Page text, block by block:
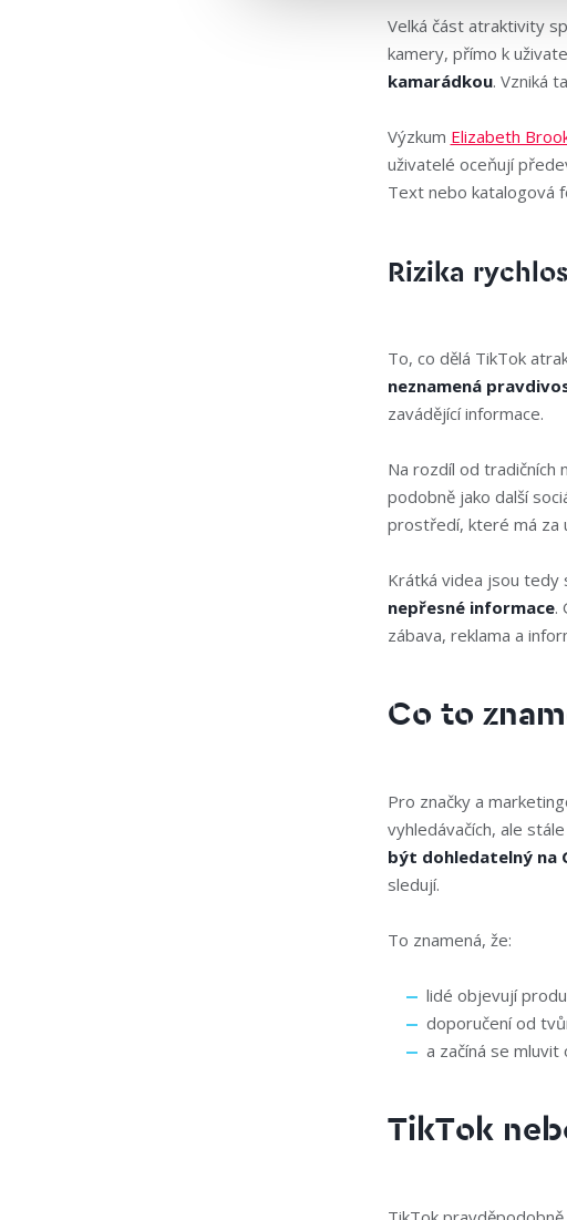
Velká část atraktivity
kamery, přímo k
kamarádkou. Vzniká
Výzkum Elizabeth
uživatelé oceňují
Text nebo katalogová
Rizika
To, co dělá TikTok
neznamená
zavádějící informace.
Na rozdíl od tradičních
podobně jako další
prostředí, které má za
Krátká videa jsou tedy
nepřesné informace.
zábava, reklama a
Co to
Pro značky a
vyhledávačích, ale
být dohledatelný na
sledují.
To znamená, že:
lidé objevují
doporučení od
a začíná se mluvit
TikTok